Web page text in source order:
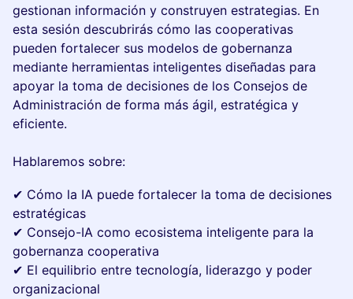
gestionan información y construyen estrategias. En
esta sesión descubrirás cómo las cooperativas
pueden fortalecer sus modelos de gobernanza
mediante herramientas inteligentes diseñadas para
apoyar la toma de decisiones de los Consejos de
Administración de forma más ágil, estratégica y
eficiente.
Hablaremos sobre:
✔ Cómo la IA puede fortalecer la toma de decisiones
estratégicas
✔ Consejo-IA como ecosistema inteligente para la
gobernanza cooperativa
✔ El equilibrio entre tecnología, liderazgo y poder
organizacional